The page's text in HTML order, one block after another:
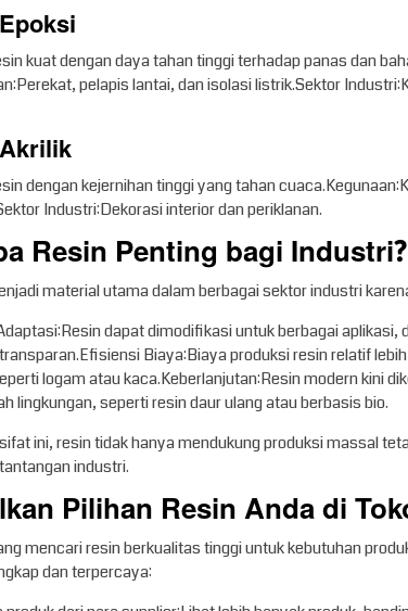
kuat dengan daya tahan tinggi terhadap panas dan
pelapis lantai, dan isolasi listrik.Sektor
dengan kejernihan tinggi yang tahan
Industri:Dekorasi interior dan periklanan.
Resin Penting bagi Industri?
material utama dalam berbagai sektor industri
dapat dimodifikasi untuk berbagai aplikasi,
Biaya:Biaya produksi resin relatif
logam atau kaca.Keberlanjutan:Resin modern kini
lingkungan, seperti resin daur ulang atau berbasis bio.
ini, resin tidak hanya mendukung produksi massal
industri.
Pilihan Resin Anda di
mencari resin berkualitas tinggi untuk kebutuhan
dan terpercaya: